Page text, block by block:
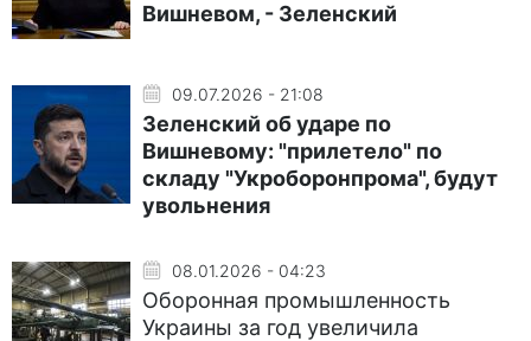
Вишневом, - Зеленский
09.07.2026 - 21:08
Зеленский об ударе по
Вишневому: "прилетело" по
складу "Укроборонпрома", будут
увольнения
08.01.2026 - 04:23
Оборонная промышленность
Украины за год увеличила